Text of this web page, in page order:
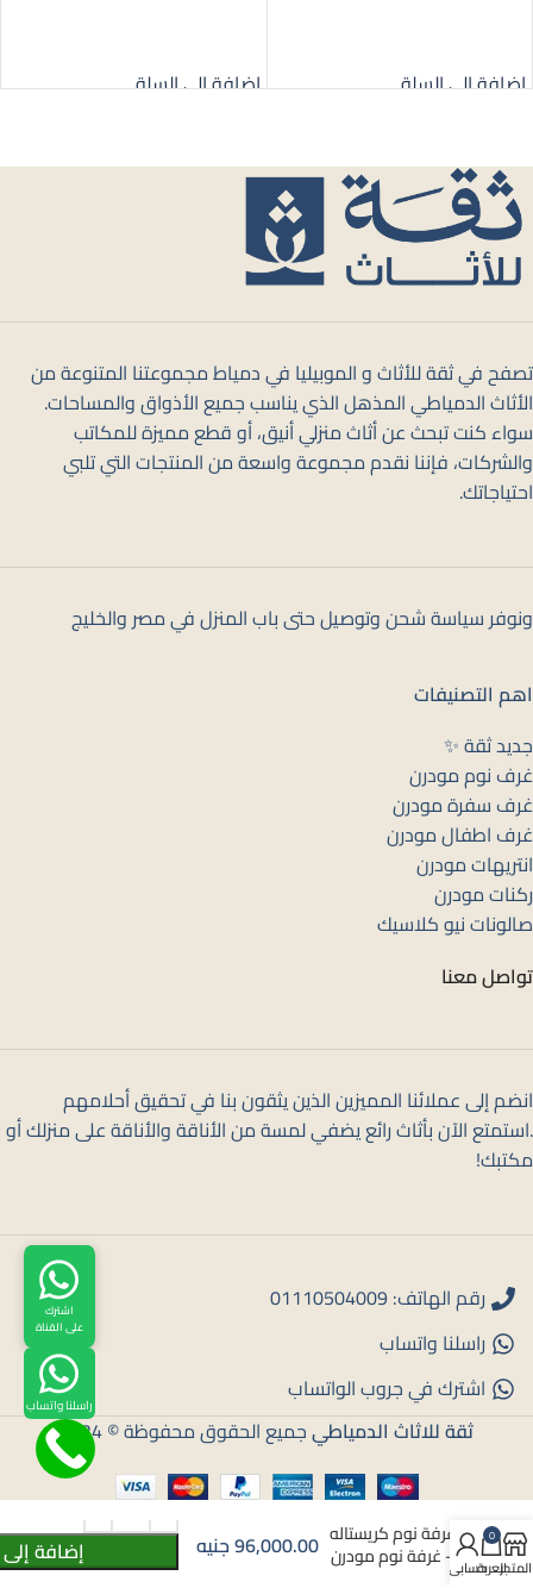
اشترك
على القناة
راسلنا واتساب
إضافة إلى السلة إضافة إلى السلة
تصفح في ثقة للأثاث و الموبيليا في دمياط مجموعتنا المتنوعة من
الأثاث الدمياطي المذهل الذي يناسب جميع الأذواق والمساحات.
سواء كنت تبحث عن أثاث منزلي أنيق، أو قطع مميزة للمكاتب
والشركات، فإننا نقدم مجموعة واسعة من المنتجات التي تلبي
احتياجاتك.
ونوفر سياسة شحن وتوصيل حتى باب المنزل في مصر والخليج
اهم التصنيفات
جديد ثقة ✨
غرف نوم مودرن
غرف سفرة مودرن
غرف اطفال مودرن
انتريهات مودرن
ركنات مودرن
صالونات نيو كلاسيك
تواصل معنا
انضم إلى عملائنا المميزين الذين يثقون بنا في تحقيق أحلامهم
.استمتع الآن بأثاث رائع يضفي لمسة من الأناقة والأناقة على منزلك أو
مكتبك!
رقم الهاتف: 01110504009
راسلنا واتساب
اشترك في جروب الواتساب
ثقة للاثاث الدمياطيجميع الحقوق محفوظة © 2024
غرفة نوم كريستاله
– غرفة نوم مودرن 96,000.00جنيه
إضافة
المتجر
0
العربةحسابي